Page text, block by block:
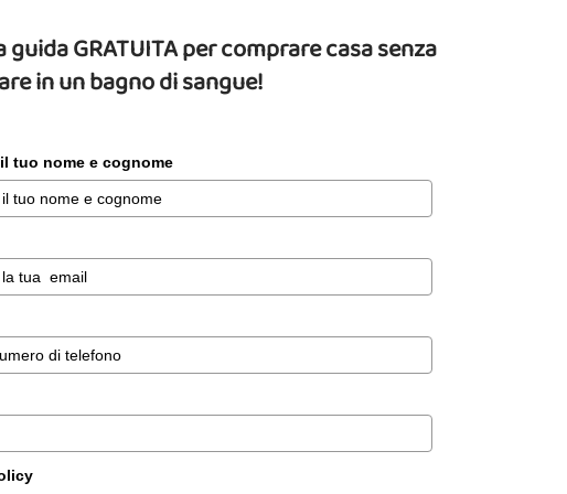
guida GRATUITA per comprare casa senza
in un bagno di sangue!
tuo nome e cognome